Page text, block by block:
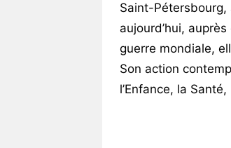
Saint-
aujourd’hui,
guerre mondiale,
Son action
l’Enfance, la